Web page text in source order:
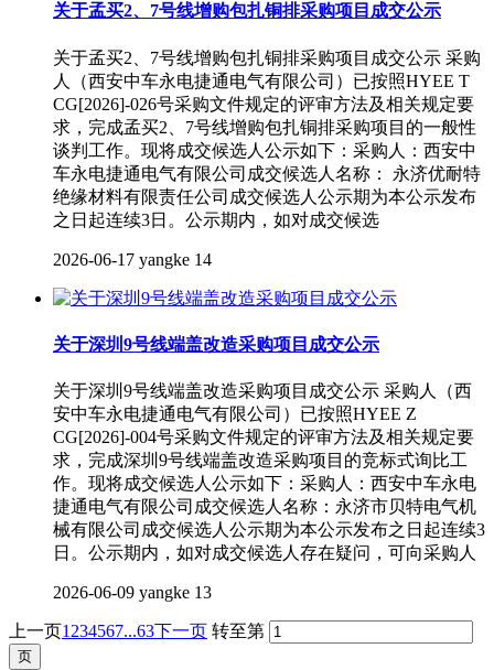
关于孟买2、7号线增购包扎铜排采购项目成交公示
关于孟买2、7号线增购包扎铜排采购项目成交公示 采购
人（西安中车永电捷通电气有限公司）已按照HYEE T
CG[2026]-026号采购文件规定的评审方法及相关规定要
求，完成孟买2、7号线增购包扎铜排采购项目的一般性
谈判工作。现将成交候选人公示如下：采购人：西安中
车永电捷通电气有限公司成交候选人名称： 永济优耐特
绝缘材料有限责任公司成交候选人公示期为本公示发布
之日起连续3日。公示期内，如对成交候选
2026-06-17 yangke 14
关于深圳9号线端盖改造采购项目成交公示
关于深圳9号线端盖改造采购项目成交公示 采购人（西
安中车永电捷通电气有限公司）已按照HYEE Z
CG[2026]-004号采购文件规定的评审方法及相关规定要
求，完成深圳9号线端盖改造采购项目的竞标式询比工
作。现将成交候选人公示如下：采购人：西安中车永电
捷通电气有限公司成交候选人名称：永济市贝特电气机
械有限公司成交候选人公示期为本公示发布之日起连续3
日。公示期内，如对成交候选人存在疑问，可向采购人
2026-06-09 yangke 13
上一页1 234567...63下一页 转至第